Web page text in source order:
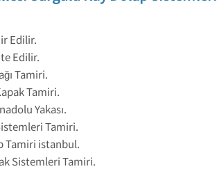
Edilir.
Edilir.
Tamiri.
Tamiri.
Yakası.
Tamiri.
Tamiri istanbul.
Sistemleri Tamiri.